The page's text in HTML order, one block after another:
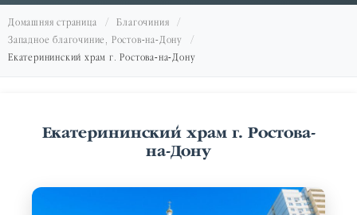
Домашняя страница
Благочиния
Западное благочиние, Ростов-на-Дону
Екатерининский храм г. Ростова-на-Дону
Екатерининский храм г. Ростова-
на-Дону